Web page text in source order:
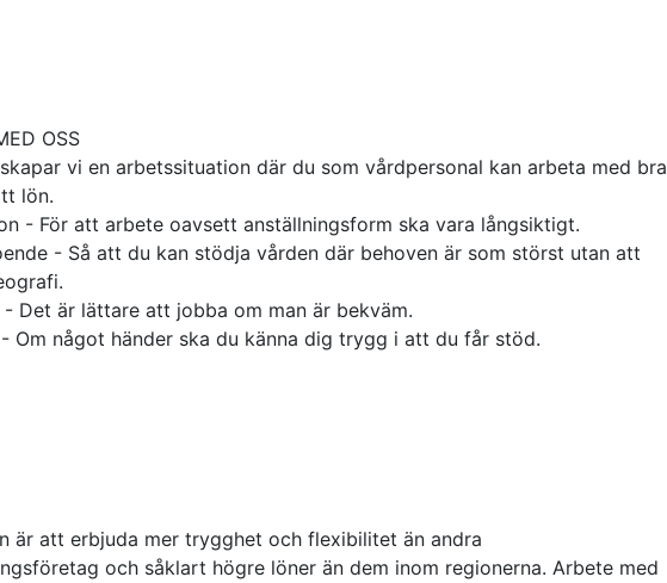
OSS
vi en arbetssituation där du som vårdpersonal kan arbeta med bra
lön.
- För att arbete oavsett anställningsform ska vara långsiktigt.
- Så att du kan stödja vården där behoven är som störst utan att
Det är lättare att jobba om man är bekväm.
Om något händer ska du känna dig trygg i att du får stöd.
är att erbjuda mer trygghet och flexibilitet än andra
och såklart högre löner än dem inom regionerna. Arbete med